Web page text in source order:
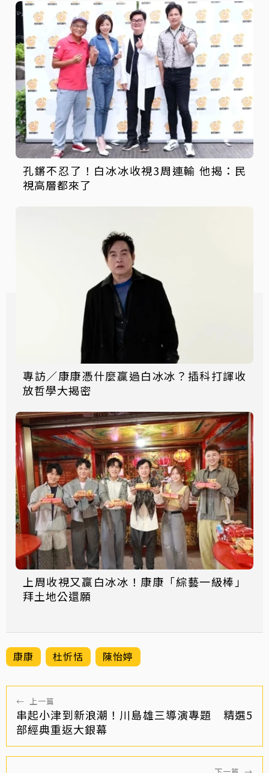
孔鏘不忍了！白冰冰收視3周連輸 他揭：民
視高層都來了
專訪／康康憑什麼贏過白冰冰？插科打諢收
放哲學大揭密
上周收視又贏白冰冰！康康「綜藝一級棒」
拜土地公還願
康康 杜忻恬 陳怡婷
← 上一篇
串起小津到新浪潮！川島雄三導演專題 精選5
部經典重返大銀幕